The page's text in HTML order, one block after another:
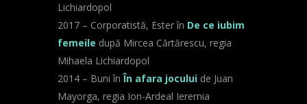
Lichiardopol
2017 – Corporatistă, Ester în De ce iubim
femeile după Mircea Cărtărescu, regia
Mihaela Lichiardopol
2014 – Buni înÎn afara jocului de Juan
Mayorga, regia Ion-Ardeal Ieremia